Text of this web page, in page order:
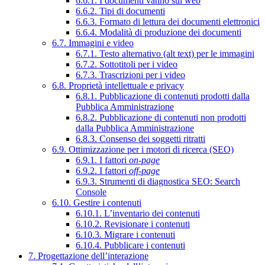
6.6.2. Tipi di documenti
6.6.3. Formato di lettura dei documenti elettronici
6.6.4. Modalità di produzione dei documenti
6.7. Immagini e video
6.7.1. Testo alternativo (alt text) per le immagini
6.7.2. Sottotitoli per i video
6.7.3. Trascrizioni per i video
6.8. Proprietà intellettuale e privacy
6.8.1. Pubblicazione di contenuti prodotti dalla
Pubblica Amministrazione
6.8.2. Pubblicazione di contenuti non prodotti
dalla Pubblica Amministrazione
6.8.3. Consenso dei soggetti ritratti
6.9. Ottimizzazione per i motori di ricerca (SEO)
6.9.1. I fattori on-page
6.9.2. I fattori off-page
6.9.3. Strumenti di diagnostica SEO: Search
Console
6.10. Gestire i contenuti
6.10.1. L’inventario dei contenuti
6.10.2. Revisionare i contenuti
6.10.3. Migrare i contenuti
6.10.4. Pubblicare i contenuti
7. Progettazione dell’interazione